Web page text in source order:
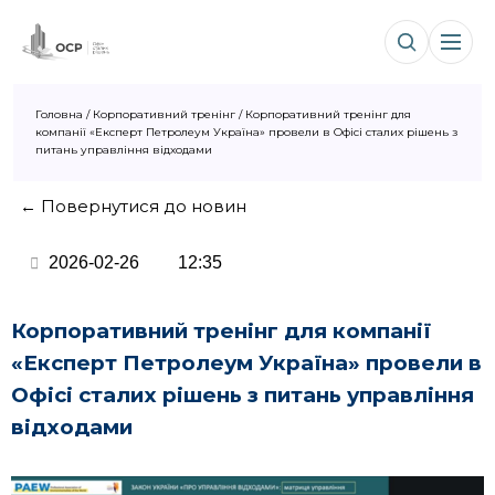
Головна / Корпоративний тренінг / Корпоративний тренінг для
компанії «Експерт Петролеум Україна» провели в Офісі сталих рішень з
питань управління відходами
← Повернутися до новин
2026-02-26 12:35
Корпоративний тренінг для компанії
«Експерт Петролеум Україна» провели в
Офісі сталих рішень з питань управління
відходами